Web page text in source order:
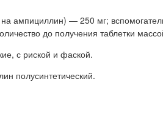
ампициллин) — 250 мг;
до получения таблетки
с риской и фаской.
полусинтетический.